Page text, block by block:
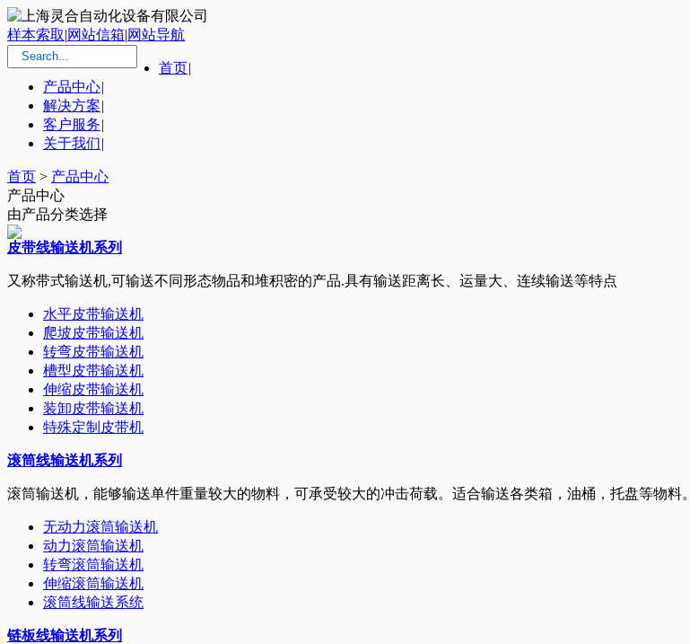
样本索取|网站信箱|网站导航
首页|
产品中心|
解决方案|
客户服务|
关于我们|
首页 > 产品中心
产品中心
由产品分类选择
皮带线输送机系列
又称带式输送机,可输送不同形态物品和堆积密的产品.具有输送距离长、运量大、连续输送等特点
水平皮带输送机
爬坡皮带输送机
转弯皮带输送机
槽型皮带输送机
伸缩皮带输送机
装卸皮带输送机
特殊定制皮带机
滚筒线输送机系列
滚筒输送机，能够输送单件重量较大的物料，可承受较大的冲击荷载。适合输送各类箱，油桶，托盘等物料。
无动力滚筒输送机
动力滚筒输送机
转弯滚筒输送机
伸缩滚筒输送机
滚筒线输送系统
链板线输送机系列